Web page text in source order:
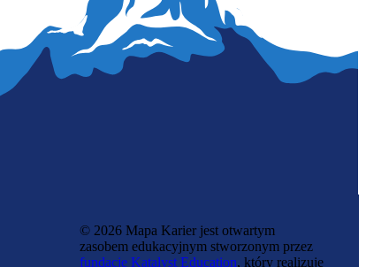
© 2026 Mapa Karier jest otwartym
zasobem edukacyjnym stworzonym przez
fundację Katalyst Education, który realizuje